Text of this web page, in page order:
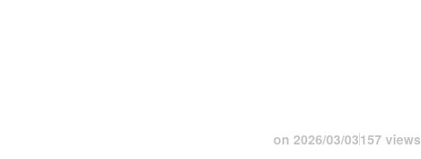
on 2026/03/03157 views